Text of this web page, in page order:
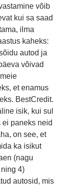
võib
kui sa saad
ilma
kaheks:
autod ja
võivad
et enamus
BestCredit.
isik, kui sul
paneks neid
on see, et
ka isikut
(nagu
4)
autosid, mis